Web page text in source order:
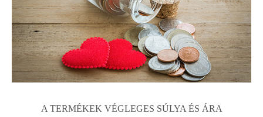
A TERMÉKEK VÉGLEGES SÚLYA ÉS ÁRA